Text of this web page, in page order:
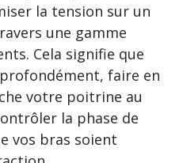
la tension sur un
une gamme
Cela signifie que
faire en
votre poitrine au
la phase de
vos bras soient